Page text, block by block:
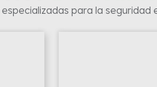
para la seguridad